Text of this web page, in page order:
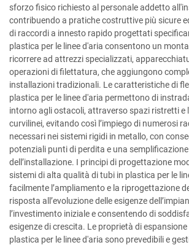
sforzo fisico richiesto al personale addetto
contribuendo a pratiche costruttive più sicure
di raccordi a innesto rapido progettati
plastica per le linee d'aria consentono un
ricorrere ad attrezzi specializzati,
operazioni di filettatura, che aggiungono
installazioni tradizionali. Le caratteristiche di
plastica per le linee d'aria permettono di
intorno agli ostacoli, attraverso spazi ristretti e
curvilinei, evitando così l’impiego di numerosi
necessari nei sistemi rigidi in metallo, con
potenziali punti di perdita e una
dell’installazione. I principi di progettazione
sistemi di alta qualità di tubi in plastica per le
facilmente l’ampliamento e la riprogettazione
risposta all’evoluzione delle esigenze
l’investimento iniziale e consentendo di
esigenze di crescita. Le proprietà di
plastica per le linee d'aria sono prevedibili e